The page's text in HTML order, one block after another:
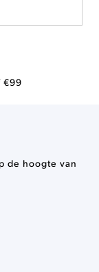
€99
de hoogte van